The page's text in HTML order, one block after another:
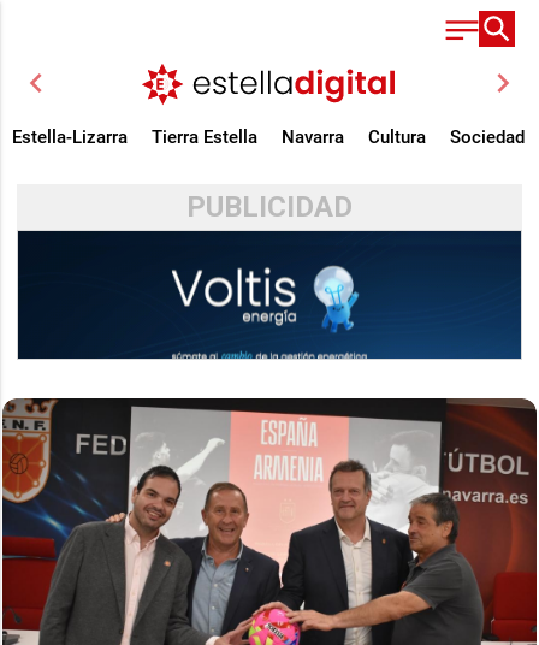
chevron_left chevron_right
Estella-Lizarra Tierra Estella Navarra Cultura Sociedad
PUBLICIDAD